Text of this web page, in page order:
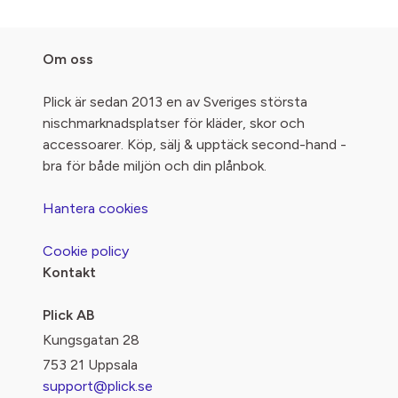
Om oss
Plick är sedan 2013 en av Sveriges största
nischmarknadsplatser för kläder, skor och
accessoarer. Köp, sälj & upptäck second-hand -
bra för både miljön och din plånbok.
Hantera cookies
Cookie policy
Kontakt
Plick AB
Kungsgatan 28
753 21 Uppsala
support@plick.se